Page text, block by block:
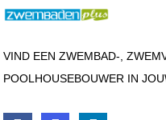
VIND EEN ZWEMBAD-,
POOLHOUSEBOUWER IN